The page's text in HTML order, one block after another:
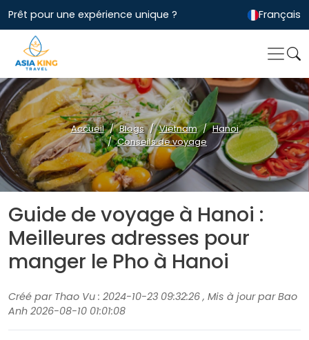
Prêt pour une expérience unique ? Français
Accueil Blogs Vietnam
Hanoi
Conseils de voyage
Guide de voyage à Hanoi :
Meilleures adresses pour
manger le Pho à Hanoi
Créé par Thao Vu : 2024-10-23 09:32:26 , Mis à jour par Bao
Anh 2026-08-10 01:01:08